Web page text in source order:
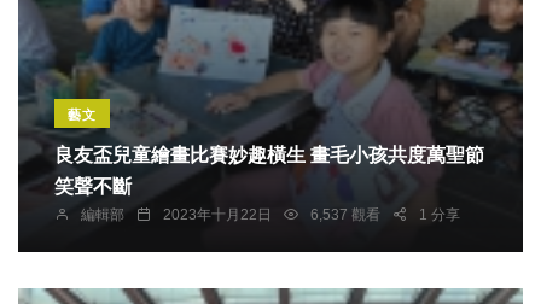
藝文
良友盃兒童繪畫比賽妙趣橫生 畫毛小孩共度萬聖節
笑聲不斷
編輯部 2023年十月22日 6,537 觀看 1 分享